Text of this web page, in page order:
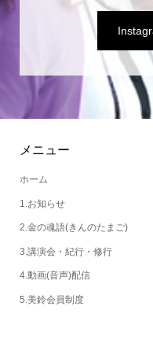
メニュー
ホーム
1.お知らせ
2.金の魂語(きんのたまご)
3.講演会・紀行・修行
4.動画(音声)配信
5.美鈴会員制度